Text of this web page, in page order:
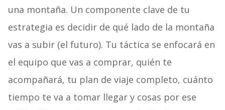
una montaña. Un componente clave de tu
estrategia es decidir de qué lado de la montaña
vas a subir (el futuro). Tu táctica se enfocará en
el equipo que vas a comprar, quién te
acompañará, tu plan de viaje completo, cuánto
tiempo te va a tomar llegar y cosas por ese